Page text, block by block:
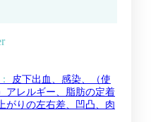
皮下出血、感染、（使
アレルギー、脂肪の定着
がりの左右差、凹凸、肉